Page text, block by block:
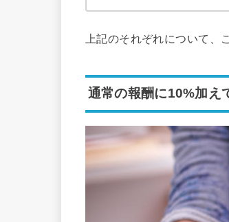
上記のそれぞれについて、
通常の報酬に10%加え